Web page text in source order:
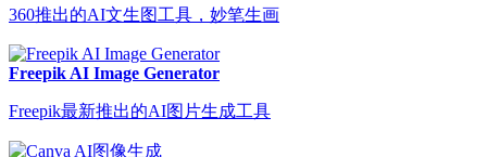
360推出的AI文生图工具，妙笔生画
Freepik AI Image Generator
Freepik最新推出的AI图片生成工具